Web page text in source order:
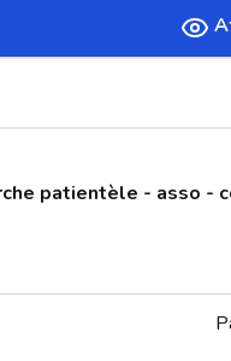
patientèle - asso -